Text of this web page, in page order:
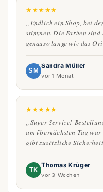
★★★★★
„Endlich ein Shop, bei
stimmen. Die Farben
genauso lange wie das
SM
Sandra Müller
vor 1 Monat
★★★★★
„Super Service!
am übernächsten Tag
gibt zusätzliche
TK
Thomas Krüger
vor 3 Wochen